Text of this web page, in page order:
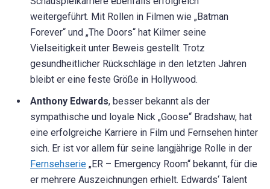
weitergeführt. Mit Rollen in Filmen wie „Batman
Forever“ und „The Doors“ hat Kilmer seine
Vielseitigkeit unter Beweis gestellt. Trotz
gesundheitlicher Rückschläge in den letzten Jahren
bleibt er eine feste Größe in Hollywood.
Anthony Edwards, besser bekannt als der
sympathische und loyale Nick „Goose“ Bradshaw, hat
eine erfolgreiche Karriere in Film und Fernsehen hinter
sich. Er ist vor allem für seine langjährige Rolle in der
Fernsehserie „ER – Emergency Room“ bekannt, für die
er mehrere Auszeichnungen erhielt. Edwards‘ Talent